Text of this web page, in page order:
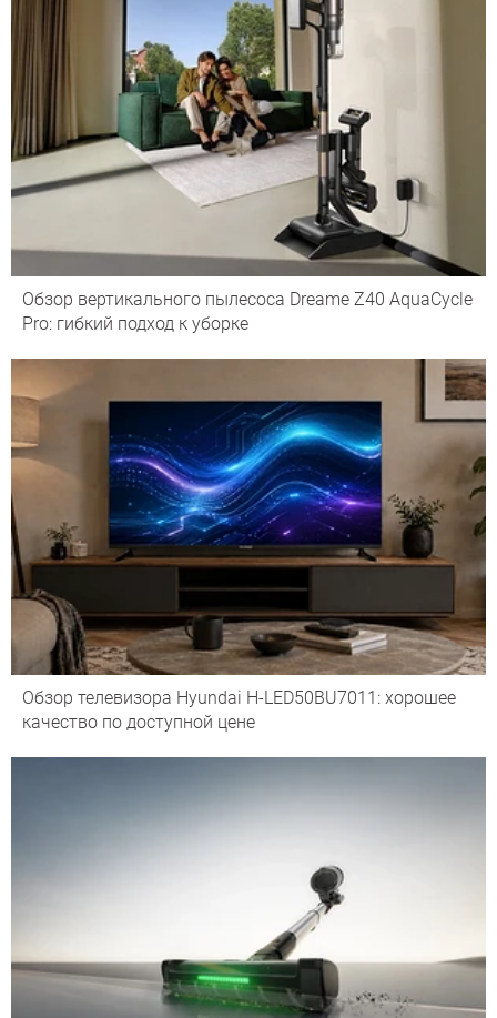
Обзор вертикального пылесоса Dreame Z40 AquaCycle
Pro: гибкий подход к уборке
Обзор телевизора Hyundai H-LED50BU7011: хорошее
качество по доступной цене